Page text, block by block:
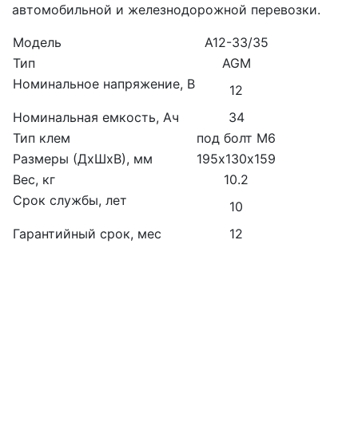
автомобильной и железнодорожной перевозки.
Модель
A12-33/35
Тип
AGM
Номинальное напряжение, В
12
Номинальная емкость, Ач
34
Тип клем
под болт М6
Размеры (ДхШхВ), мм
195х130х159
Вес, кг
10.2
Срок службы, лет
10
Гарантийный срок, мес
12